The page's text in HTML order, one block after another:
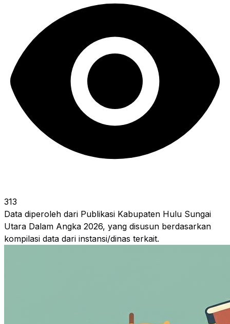
313
Data diperoleh dari Publikasi Kabupaten Hulu Sungai
Utara Dalam Angka 2026, yang disusun berdasarkan
kompilasi data dari instansi/dinas terkait.